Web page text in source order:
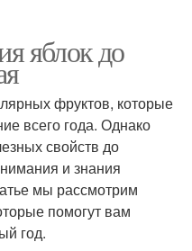
яблок до
фруктов, которые
всего года. Однако
свойств до
и знания
мы рассмотрим
помогут вам
год.